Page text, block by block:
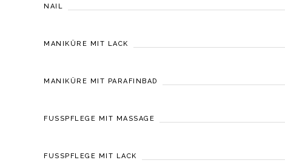
NAIL
MANIKÜRE MIT LACK
MANIKÜRE MIT PARAFINBAD
FUSSPFLEGE MIT MASSAGE
FUSSPFLEGE MIT LACK